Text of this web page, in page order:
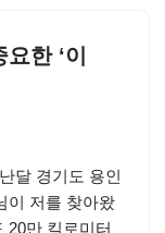
한 ‘이
달 경기도 용인
이 저를 찾아왔
20만 킬로미터